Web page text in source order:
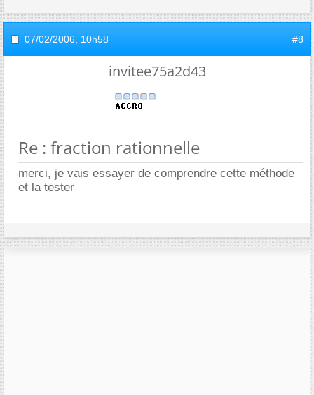
07/02/2006, 10h58 #8
invitee75a2d43
Re : fraction rationnelle
merci, je vais essayer de comprendre cette méthode
et la tester